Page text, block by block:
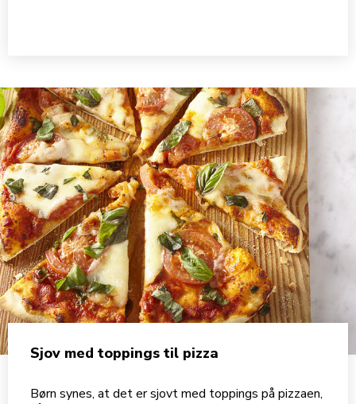
Sjov med toppings til pizza
Børn synes, at det er sjovt med toppings på pizzaen,